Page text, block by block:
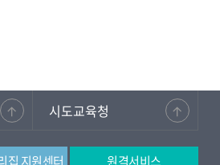
시도교육청
집 지원센터 원격서비스